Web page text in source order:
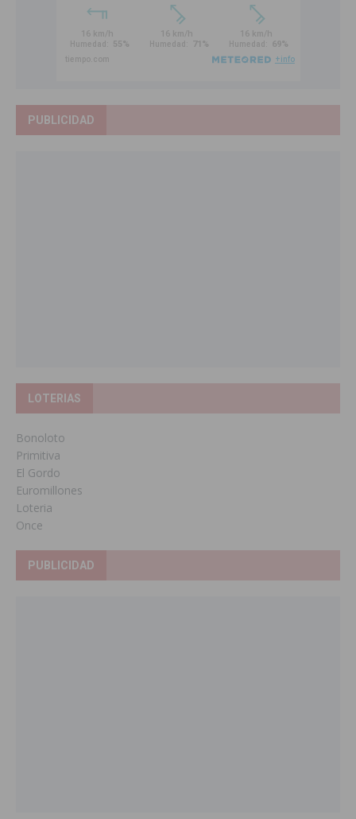
PUBLICIDAD
LOTERIAS
Bonoloto
Primitiva
El Gordo
Euromillones
Loteria
Once
PUBLICIDAD